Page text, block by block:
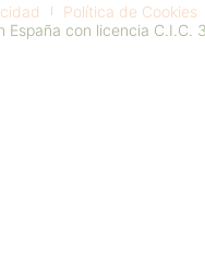
Política de Cookies
España con licencia C.I.C.